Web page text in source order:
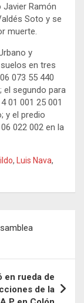
Ramón
Soto y se
muerte.
y
en tres
073 55 440
el segundo para
01 001 25 001
y el predio
022 002 en la
, Luis Nava,
en rueda de
de la